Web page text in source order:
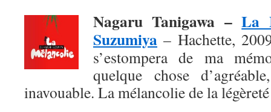
Nagaru Tanigawa –La
Suzumiya – Hachette,
s’estompera de ma
quelque chose
inavouable. La mélancolie de la